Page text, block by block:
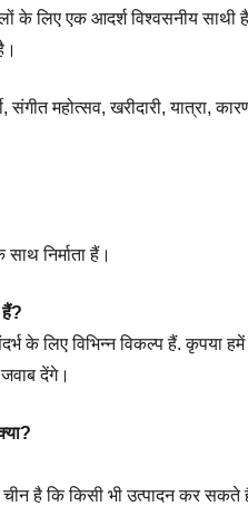
लिए एक आदर्श विश्वसनीय साथी
संगीत महोत्सव, खरीदारी, यात्रा,
निर्माता हैं।
हैं?
लिए विभिन्न विकल्प हैं. कृपया हमें
देंगे।
है कि किसी भी उत्पादन कर सकते